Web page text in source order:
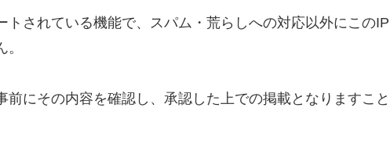
トされている機能で、スパム・荒らしへの対応以外にこのIP
にその内容を確認し、承認した上での掲載となりますこと